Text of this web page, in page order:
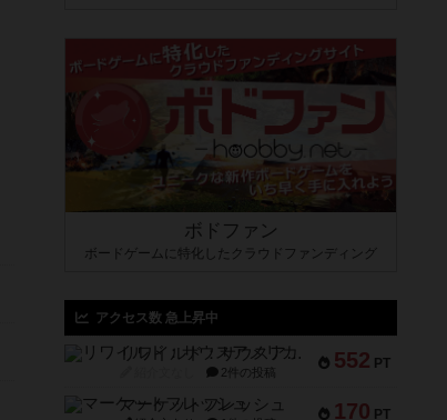
ボドファン
ボードゲームに特化したクラウドファンディング
アクセス数 急上昇中
552 PT
リワイルド：サウスアメリカ
2件の投稿
170 PT
マーケットフレッシュ